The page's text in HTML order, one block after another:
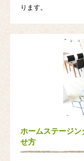
ります。
ホームステージ
せ方